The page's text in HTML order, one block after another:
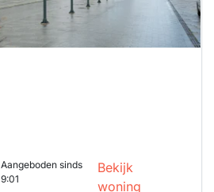
Aangeboden sinds
9:01
Bekijk
woning